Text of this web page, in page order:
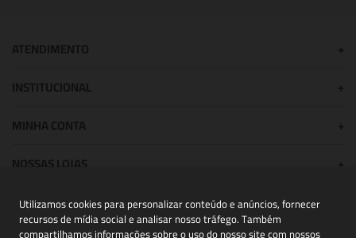
Utilizamos cookies para personalizar conteúdo e anúncios, fornecer
recursos de mídia social e analisar nosso tráfego. Também
compartilhamos informações sobre o uso do nosso site com nossos
NOSSAS LOJAS
+
POWERED BY: